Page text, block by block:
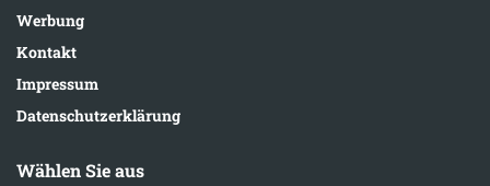
Werbung
Kontakt
Impressum
Datenschutzerklärung
Wählen Sie aus